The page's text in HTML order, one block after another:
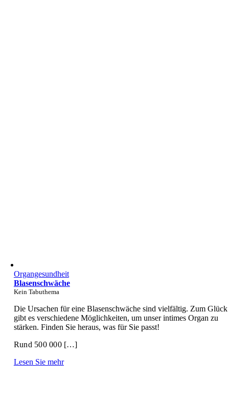
Organgesundheit
Blasenschwäche
Kein Tabuthema
Die Ursachen für eine Blasenschwäche sind vielfältig. Zum Glück
gibt es verschiedene Möglichkeiten, um unser intimes Organ zu
stärken. Finden Sie heraus, was für Sie passt!
Rund 500 000 […]
Lesen Sie mehr